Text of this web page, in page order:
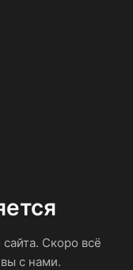
Скоро всё
с нами.